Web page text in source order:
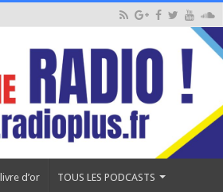
d’or TOUS LES PODCASTS